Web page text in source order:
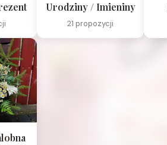
Urodziny / Imieniny
21 propozycji